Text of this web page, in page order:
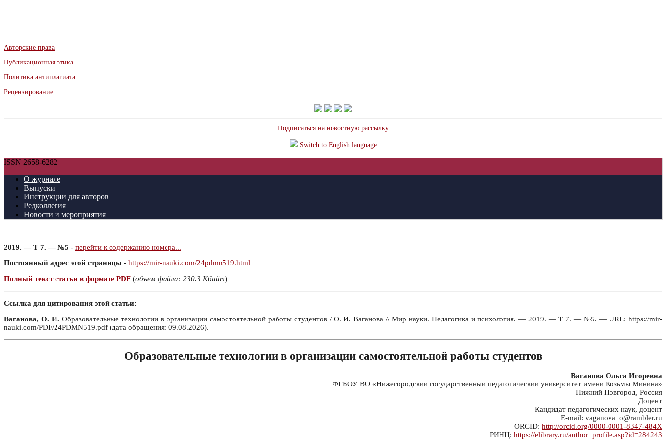
Авторские права
Публикационная этика
Политика антиплагиата
Рецензирование
Подписаться на новостную рассылку
Switch to English language
ISSN 2658-6282
О журнале
Выпуски
Инструкции для авторов
Редколлегия
Новости и мероприятия
2019. — Т 7. — №5 - перейти к содержанию номера...
Постоянный адрес этой страницы - https://mir-nauki.com/24pdmn519.html
Полный текст статьи в формате PDF (объем файла: 230.3 Кбайт)
Ссылка для цитирования этой статьи:
Ваганова, О. И. Образовательные технологии в организации самостоятельной работы студентов / О. И. Ваганова // Мир науки. Педагогика и психология. — 2019. — Т 7. — №5. — URL: https://mir-
nauki.com/PDF/24PDMN519.pdf (дата обращения: 09.08.2026).
Образовательные технологии в организации самостоятельной работы студентов
Ваганова Ольга Игоревна
ФГБОУ ВО «Нижегородский государственный педагогический университет имени Козьмы Минина»
Нижний Новгород, Россия
Доцент
Кандидат педагогических наук, доцент
E-mail: vaganova_o@rambler.ru
ORCID: http://orcid.org/0000-0001-8347-484X
РИНЦ: https://elibrary.ru/author_profile.asp?id=284243